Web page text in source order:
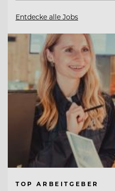
Entdecke alle Jobs
TOP ARBEITGEBER